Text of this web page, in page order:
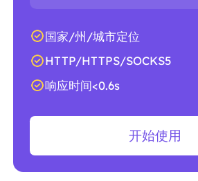
国家/州/城市定位
HTTP/HTTPS/SOCKS5
响应时间<0.6s
开始使用